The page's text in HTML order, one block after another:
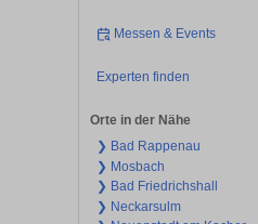
Messen & Events
Experten finden
Orte in der Nähe
❯ Bad Rappenau
❯ Mosbach
❯ Bad Friedrichshall
❯ Neckarsulm